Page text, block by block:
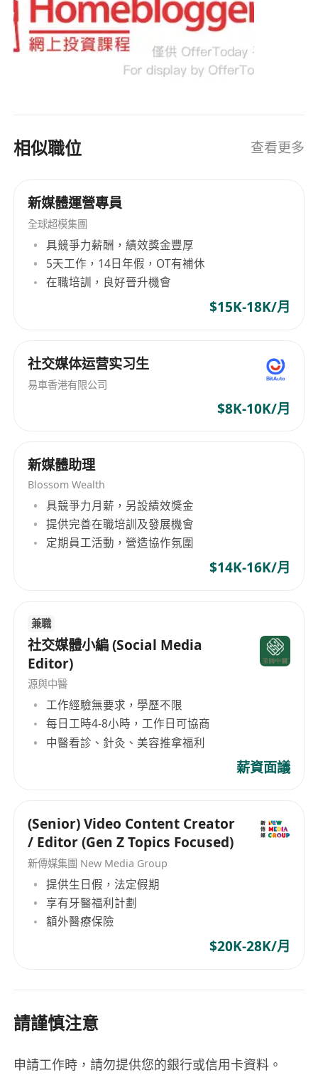
相似職位 查看更多
新媒體運營專員
全球超模集團
具競爭力薪酬，績效獎金豐厚
5天工作，14日年假，OT有補休
在職培訓，良好晉升機會
$15K-18K/月
社交媒体运营实习生
易車香港有限公司
$8K-10K/月
新媒體助理
Blossom Wealth
具競爭力月薪，另設績效獎金
提供完善在職培訓及發展機會
定期員工活動，營造協作氛圍
$14K-16K/月
兼職
社交媒體小編 (Social Media
Editor)
源與中醫
工作經驗無要求，學歷不限
每日工時4-8小時，工作日可協商
中醫看診、針灸、美容推拿福利
薪資面議
(Senior) Video Content Creator
/ Editor (Gen Z Topics Focused)
新傳媒集團 New Media Group
提供生日假，法定假期
享有牙醫福利計劃
額外醫療保險
$20K-28K/月
請謹慎注意
申請工作時，請勿提供您的銀行或信用卡資料。